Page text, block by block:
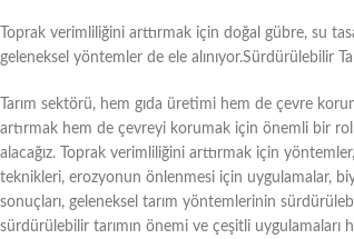
Toprak verimliliğini arttırmak için doğal gübre, su
geleneksel yöntemler de ele alınıyor.Sürdürülebilir
Tarım sektörü, hem gıda üretimi hem de çevre
artırmak hem de çevreyi korumak için önemli bir rol
alacağız. Toprak verimliliğini arttırmak için
teknikleri, erozyonun önlenmesi için uygulamalar,
sonuçları, geleneksel tarım yöntemlerinin
sürdürülebilir tarımın önemi ve çeşitli uygulamaları